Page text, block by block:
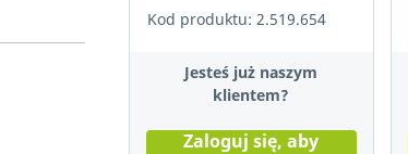
Kod produktu: 2.519.654
Jesteś już naszym
klientem?
Zaloguj się, aby